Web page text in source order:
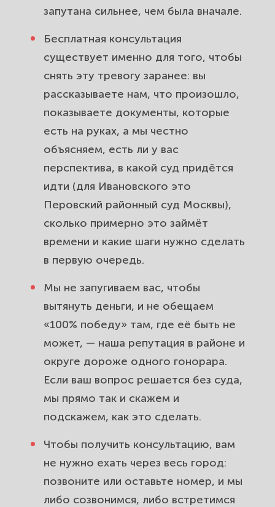
запутана сильнее, чем была вначале.
Бесплатная консультация
существует именно для того, чтобы
снять эту тревогу заранее: вы
рассказываете нам, что произошло,
показываете документы, которые
есть на руках, а мы честно
объясняем, есть ли у вас
перспектива, в какой суд придётся
идти (для Ивановского это
Перовский районный суд Москвы),
сколько примерно это займёт
времени и какие шаги нужно сделать
в первую очередь.
Мы не запугиваем вас, чтобы
вытянуть деньги, и не обещаем
«100% победу» там, где её быть не
может, — наша репутация в районе и
округе дороже одного гонорара.
Если ваш вопрос решается без суда,
мы прямо так и скажем и
подскажем, как это сделать.
Чтобы получить консультацию, вам
не нужно ехать через весь город:
позвоните или оставьте номер, и мы
либо созвонимся, либо встретимся